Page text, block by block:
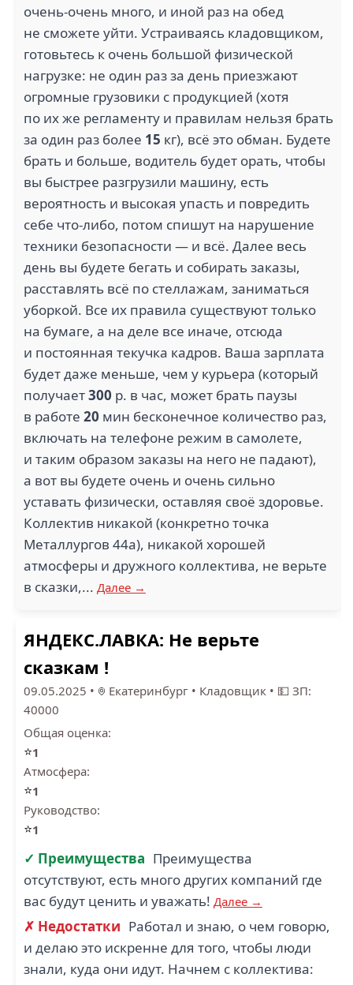
1 1
ГАЗПРОМ (1)
2.5
АСК (1)
2
НИТЭК (1)
DHL (1) СТРОЙПОДРЯД (1)
АГЕНТСТВО
РОСПЕЧАТЬ (1) АЛИСА (1)
КОПИЦЕНТР (1) САВТРАНСАВТО (1)
БАНКИ.РУ (1)
очень-очень много, и иной раз на обед
не сможете уйти. Устраиваясь кладовщиком,
готовьтесь к очень большой физической
нагрузке: не один раз за день приезжают
огромные грузовики с продукцией (хотя
по их же регламенту и правилам нельзя брать
за один раз более 15 кг), всё это обман. Будете
брать и больше, водитель будет орать, чтобы
вы быстрее разгрузили машину, есть
вероятность и высокая упасть и повредить
себе что-либо, потом спишут на нарушение
техники безопасности — и всё. Далее весь
день вы будете бегать и собирать заказы,
расставлять всё по стеллажам, заниматься
уборкой. Все их правила существуют только
на бумаге, а на деле все иначе, отсюда
и постоянная текучка кадров. Ваша зарплата
будет даже меньше, чем у курьера (который
получает300 р. в час, может брать паузы
в работе 20 мин бесконечное количество раз,
включать на телефоне режим в самолете,
и таким образом заказы на него не падают),
а вот вы будете очень и очень сильно
уставать физически, оставляя своё здоровье.
Коллектив никакой (конкретно точка
Металлургов 44а), никакой хорошей
атмосферы и дружного коллектива, не верьте
в сказки,... Далее →
ЯНДЕКС.ЛАВКА: Не верьте
сказкам !
09.05.2025 • Екатеринбург • Кладовщик • 💵 ЗП:
40000
Общая оценка:
⭐1
Атмосфера:
⭐1
Руководство:
⭐1
✓ Преимущества Преимущества
отсутствуют, есть много других компаний где
вас будут ценить и уважать! Далее →
✗ Недостатки Работал и знаю, о чем говорю,
и делаю это искренне для того, чтобы люди
знали, куда они идут. Начнем с коллектива: